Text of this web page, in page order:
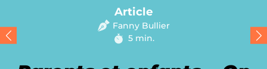
Article
Fanny Bullier
Temps de lecture :
5 min.